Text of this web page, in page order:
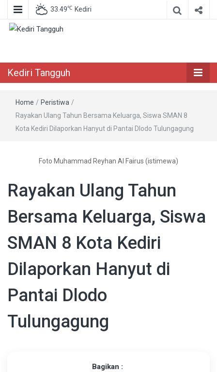
33.49℃ Kediri
Kediri Tangguh
Home / Peristiwa /
Rayakan Ulang Tahun Bersama Keluarga, Siswa SMAN 8
Kota Kediri Dilaporkan Hanyut di Pantai Dlodo Tulungagung
Foto Muhammad Reyhan Al Fairus (istimewa)
Rayakan Ulang Tahun
Bersama Keluarga, Siswa
SMAN 8 Kota Kediri
Dilaporkan Hanyut di
Pantai Dlodo
Tulungagung
Bagikan :